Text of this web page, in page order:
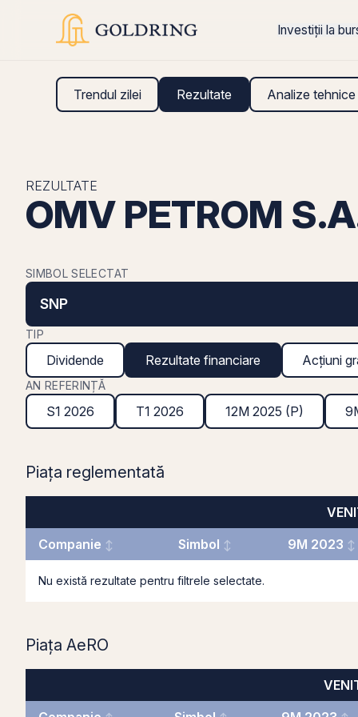
Investiții la
Trendul zilei Rezultate Analize tehnice
REZULTATE
OMV PETROM
SIMBOL SELECTAT
SNP
TIP
Dividende Rezultate financiare Acțiuni
AN REFERINȚĂ
S1 2026 T1 2026 12M 2025 (P)
Piața reglementată
Companie
Simbol 9M 2023
Nu există rezultate pentru filtrele selectate.
Piața AeRO